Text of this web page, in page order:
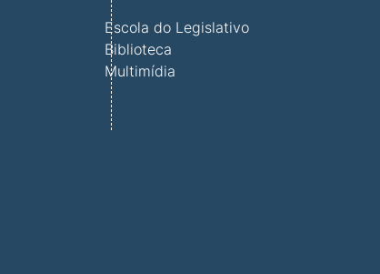
Escola do Legislativo
Biblioteca
Multimídia